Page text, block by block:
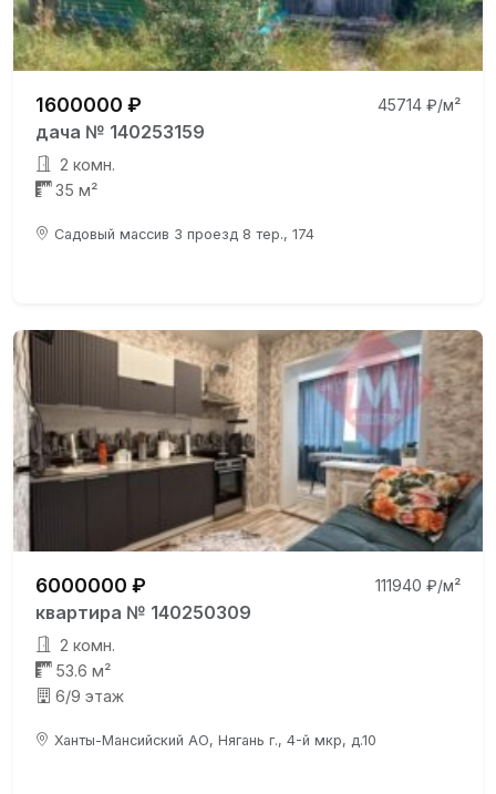
1600000 ₽ 45714 ₽/м²
дача № 140253159
2 комн.
35 м²
Садовый массив 3 проезд 8 тер., 174
6000000 ₽ 111940 ₽/м²
квартира № 140250309
2 комн.
53.6 м²
6/9 этаж
Ханты-Мансийский АО, Нягань г., 4-й мкр, д.10